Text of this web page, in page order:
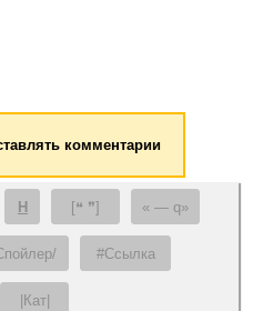
комментарии
H [❝ ❞] — q
#Ссылка
|Кат|